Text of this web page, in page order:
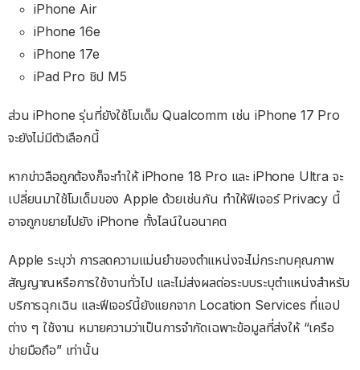
iPhone Air
iPhone 16e
iPhone 17e
iPad Pro ชิป M5
ส่วน iPhone รุ่นที่ยังใช้โมเด็ม Qualcomm เช่น iPhone 17 Pro
จะยังไม่มีตัวเลือกนี้
หากข่าวลือถูกต้องก็จะทำให้ iPhone 18 Pro และ iPhone Ultra จะ
เปลี่ยนมาใช้โมเด็มของ Apple ด้วยเช่นกัน ทำให้ฟีเจอร์ Privacy นี้
อาจถูกขยายไปยัง iPhone ทั้งไลน์ในอนาคต
Apple ระบุว่า การลดความแม่นยำของตำแหน่งจะไม่กระทบคุณภาพ
สัญญาณหรือการใช้งานทั่วไป และไม่ส่งผลต่อระบบระบุตำแหน่งสำหรับ
บริการฉุกเฉิน และฟีเจอร์นี้ยังแยกจาก Location Services ที่แอป
ต่าง ๆ ใช้งาน หมายความว่าเป็นการจำกัดเฉพาะข้อมูลที่ส่งให้ “เครือ
ข่ายมือถือ” เท่านั้น